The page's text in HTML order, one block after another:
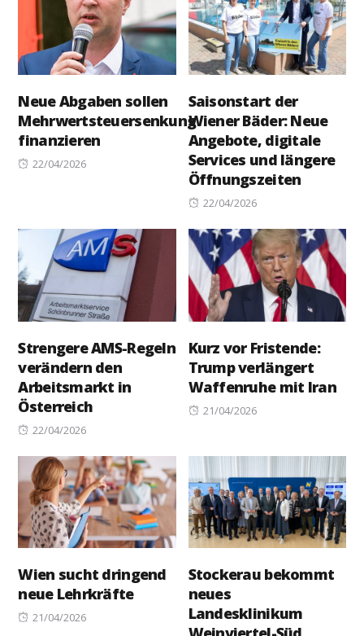
Neue Abgaben sollen
Mehrwertsteuersenkung
finanzieren
Posted
22/04/2026
Saisonstart der
Wiener Bäder: Neue
Angebote, digitale
Services und längere
Öffnungszeiten
Posted
22/04/2026
Strengere AMS-Regeln
verändern den
Arbeitsmarkt in
Österreich
Posted
22/04/2026
Kurz vor Fristende:
Trump verlängert
Waffenruhe mit Iran
Posted
21/04/2026
Wien sucht dringend
neue Lehrkräfte
Posted
21/04/2026
Stockerau bekommt
neues
Landesklinikum